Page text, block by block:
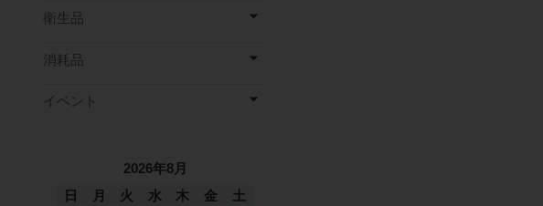
衛生品
消耗品
イベント
2026年8月
日
月 火 水 木 金
土